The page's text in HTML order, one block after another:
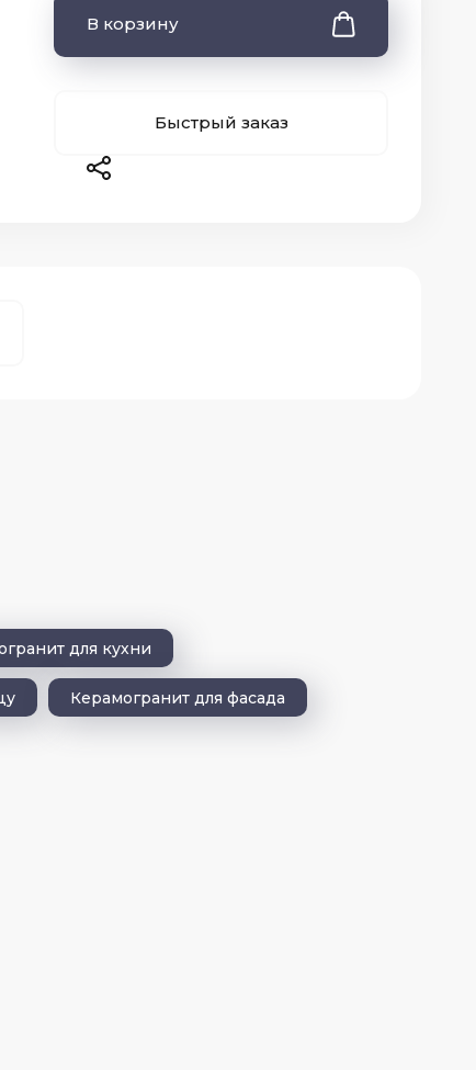
В корзину
Быстрый заказ
для кухни
Керамогранит для фасада